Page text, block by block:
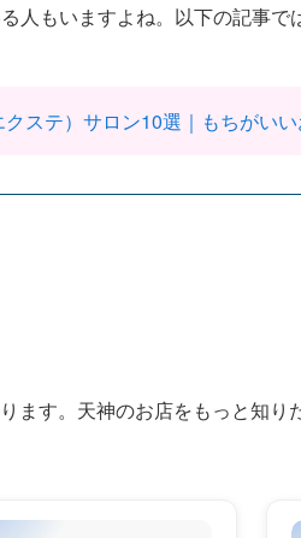
人もいますよね。以下の記事で
ステ）サロン10選｜もちがい
ます。天神のお店をもっと知り